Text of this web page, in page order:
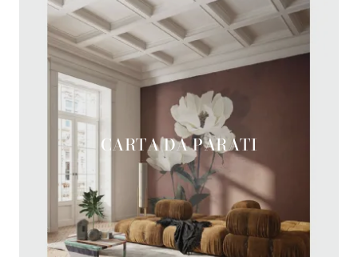
CARTA DA PARATI